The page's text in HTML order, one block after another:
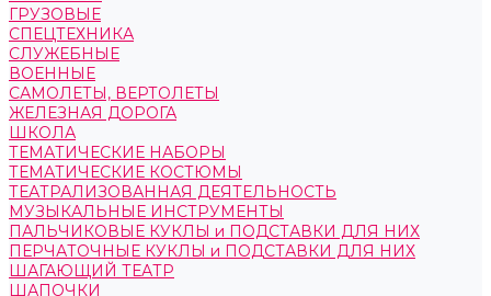
ГРУЗОВЫЕ
СПЕЦТЕХНИКА
СЛУЖЕБНЫЕ
ВОЕННЫЕ
САМОЛЕТЫ, ВЕРТОЛЕТЫ
ЖЕЛЕЗНАЯ ДОРОГА
ШКОЛА
ТЕМАТИЧЕСКИЕ НАБОРЫ
ТЕМАТИЧЕСКИЕ КОСТЮМЫ
ТЕАТРАЛИЗОВАННАЯ ДЕЯТЕЛЬНОСТЬ
МУЗЫКАЛЬНЫЕ ИНСТРУМЕНТЫ
ПАЛЬЧИКОВЫЕ КУКЛЫ и ПОДСТАВКИ ДЛЯ НИХ
ПЕРЧАТОЧНЫЕ КУКЛЫ и ПОДСТАВКИ ДЛЯ НИХ
ШАГАЮЩИЙ ТЕАТР
ШАПОЧКИ